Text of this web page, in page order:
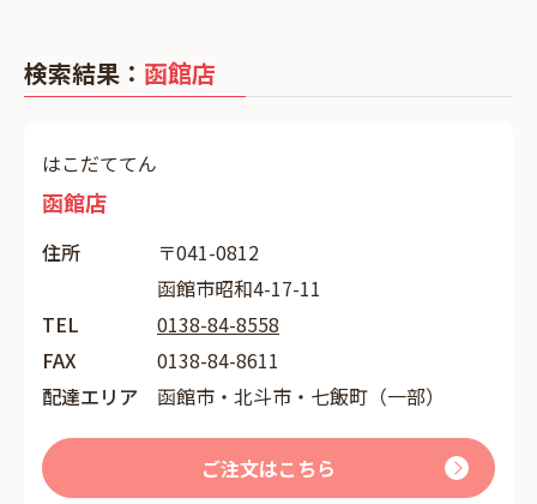
検索結果： 函館店
はこだててん
函館店
住所
〒041-0812
函館市昭和4-17-11
TEL
0138-84-8558
FAX
0138-84-8611
配達エリア
函館市・北斗市・七飯町（一部）
ご注文はこちら